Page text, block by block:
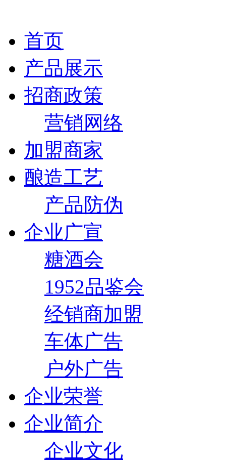
首页
产品展示
招商政策
营销网络
加盟商家
酿造工艺
产品防伪
企业广宣
糖酒会
1952品鉴会
经销商加盟
车体广告
户外广告
企业荣誉
企业简介
企业文化